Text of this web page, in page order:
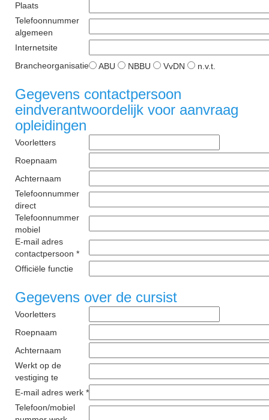
Plaats
Telefoonnummer
algemeen
Internetsite
Brancheorganisatie
ABU NBBU VvDN n.v.t.
Gegevens contactpersoon
eindverantwoordelijk voor aanvraag
opleidingen
Voorletters
Roepnaam
Achternaam
Telefoonnummer
direct
Telefoonnummer
mobiel
E-mail adres
contactpersoon *
Officiële functie
Gegevens over de cursist
Voorletters
Roepnaam
Achternaam
Werkt op de
vestiging te
E-mail adres werk *
Telefoon/mobiel